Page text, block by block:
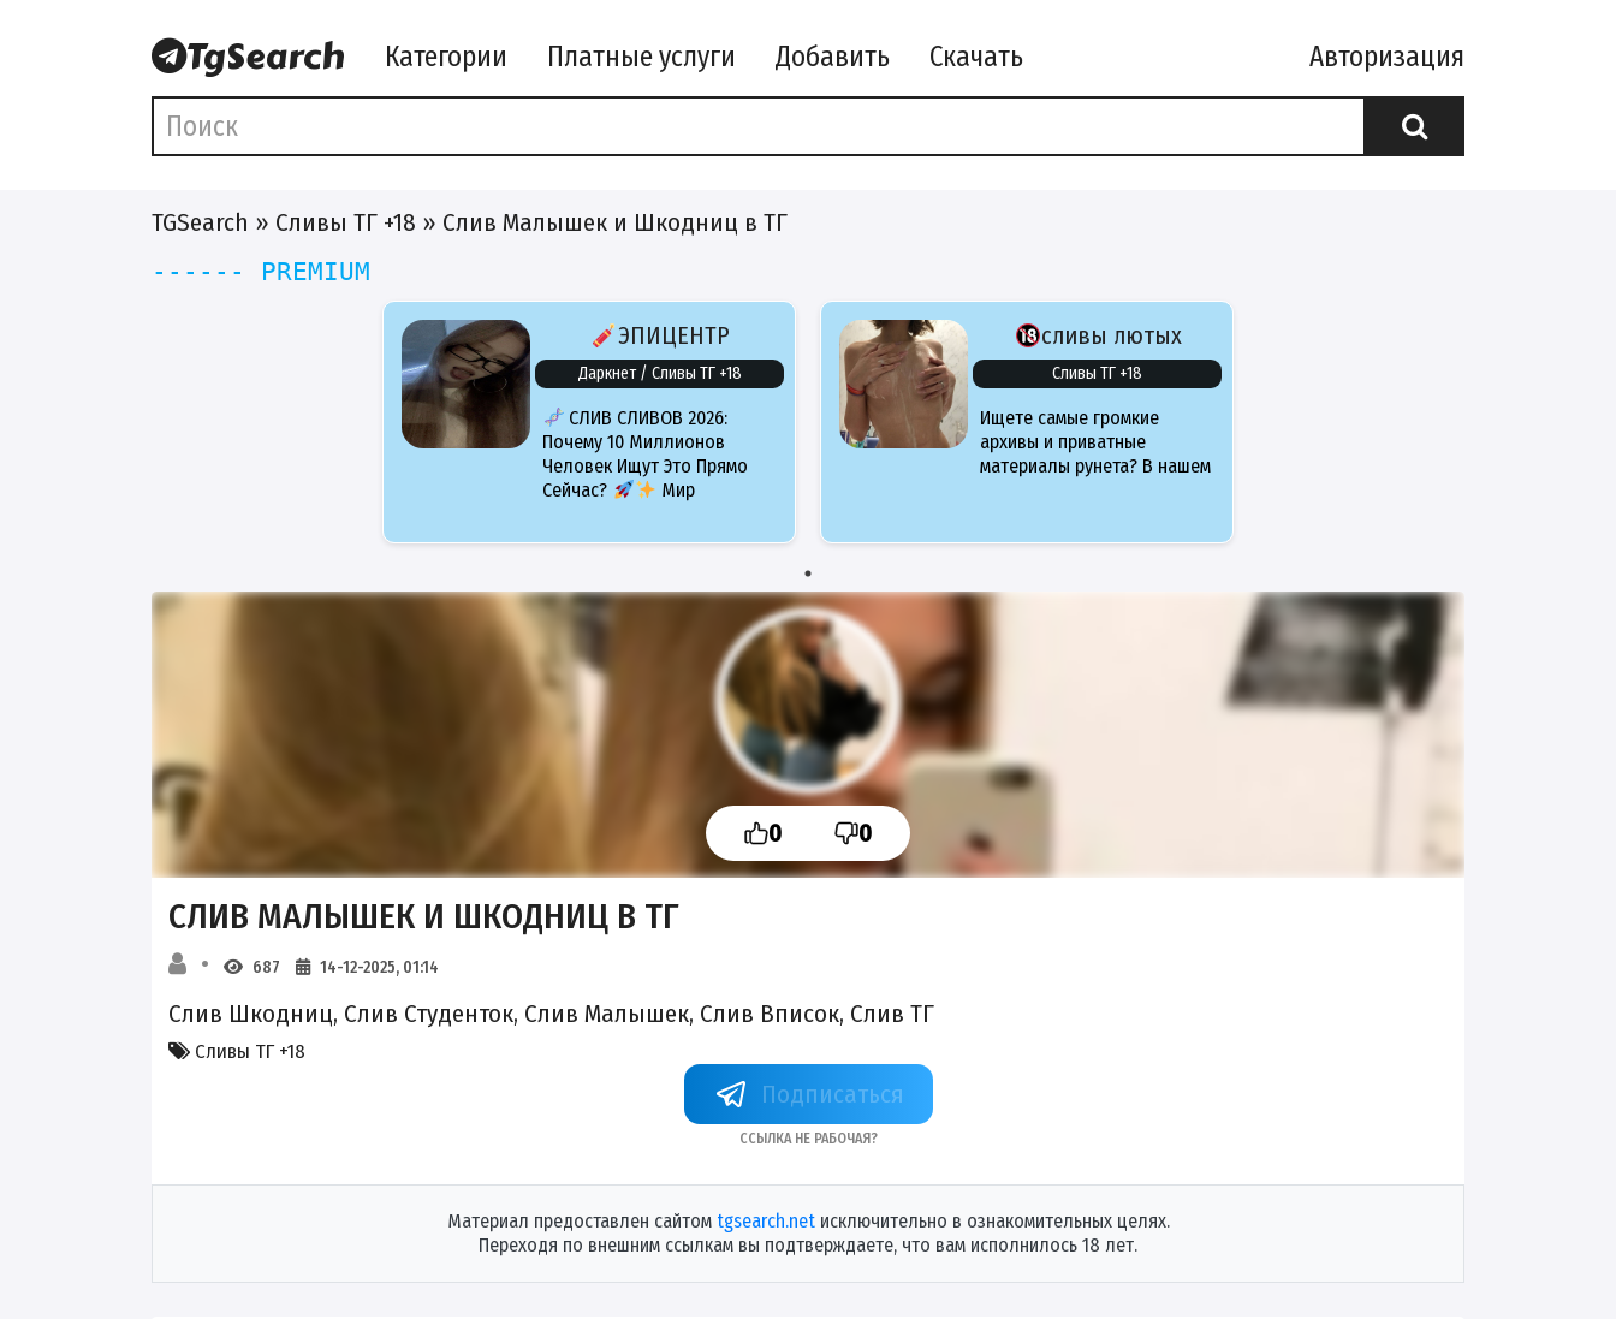
Категории Платные услуги Добавить Скачать Авторизация
TGSearch » Сливы ТГ +18 » Слив Малышек и Шкодниц в ТГ
------ PREMIUM
ЭПИЦЕНТР
Даркнет / Сливы ТГ +18
СЛИВ СЛИВОВ 2026:
Почему 10 Миллионов
Человек Ищут Это Прямо
Сейчас?
Мир
сливы лютых
Сливы ТГ +18
Ищете самые громкие
архивы и приватные
материалы рунета? В нашем
0 0
СЛИВ МАЛЫШЕК И ШКОДНИЦ В ТГ
687 14-12-2025, 01:14
Слив Шкодниц, Слив Студенток, Слив Малышек, Слив Вписок, Слив ТГ
Сливы ТГ +18
+_o3k_GiW2DY0N2Zi
Ссылка не рабочая?
Материал предоставлен сайтом tgsearch.netисключительно в ознакомительных целях.
Переходя по внешним ссылкам вы подтверждаете, что вам исполнилось 18 лет.